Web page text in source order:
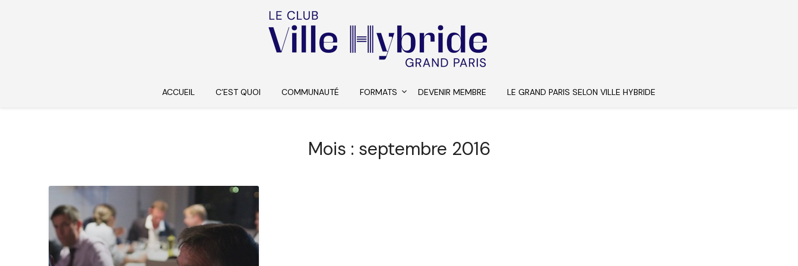
ACCUEIL C’EST QUOI COMMUNAUTÉ FORMATS DEVENIR MEMBRE LE GRAND PARIS SELON VILLE HYBRIDE
Mois : septembre 2016